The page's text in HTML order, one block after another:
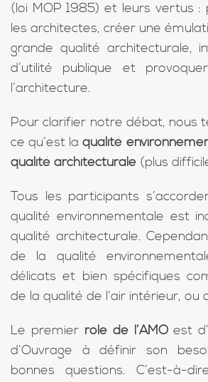
(loi MOP 1985) et leurs vertus :
les architectes, créer une
grande qualité architecturale,
d’utilité publique et
l’architecture.
Pour clarifier notre débat, nous
ce qu’est laqualité
qualité architecturale (plus
Tous les participants
qualité environnementale est
qualité architecturale.
de la qualité
délicats et bien spécifiques
de la qualité de l’air intérieur, ou
Le premier rôle de l’AMOest
d’Ouvrage à définir son
bonnes questions. C’est-à-